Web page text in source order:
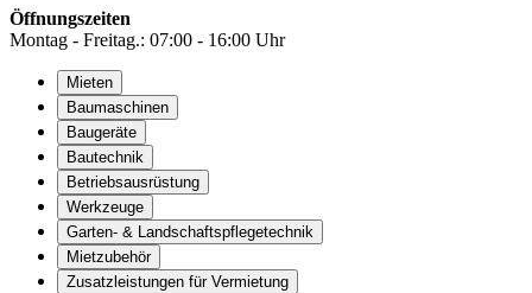
Öffnungszeiten
Montag - Freitag.: 07:00 - 16:00 Uhr
Mieten
Baumaschinen
Baugeräte
Bautechnik
Betriebsausrüstung
Werkzeuge
Garten- & Landschaftspflegetechnik
Mietzubehör
Zusatzleistungen für Vermietung